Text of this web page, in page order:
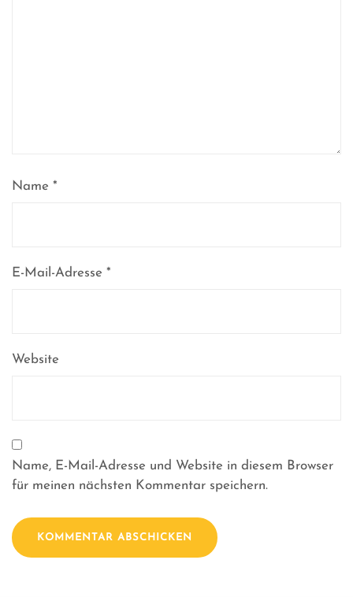
Name *
E-Mail-Adresse *
Website
Name, E-Mail-Adresse und Website in diesem Browser
für meinen nächsten Kommentar speichern.